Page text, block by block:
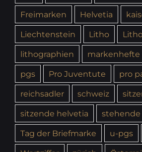
Freimarken
Helvetia
Liechtenstein
Litho
lithographien
markenhefte
pgs
Pro Juventute pro
reichsadler
schweiz
sitzende helvetia
stehende
Tag der Briefmarke
u-pgs